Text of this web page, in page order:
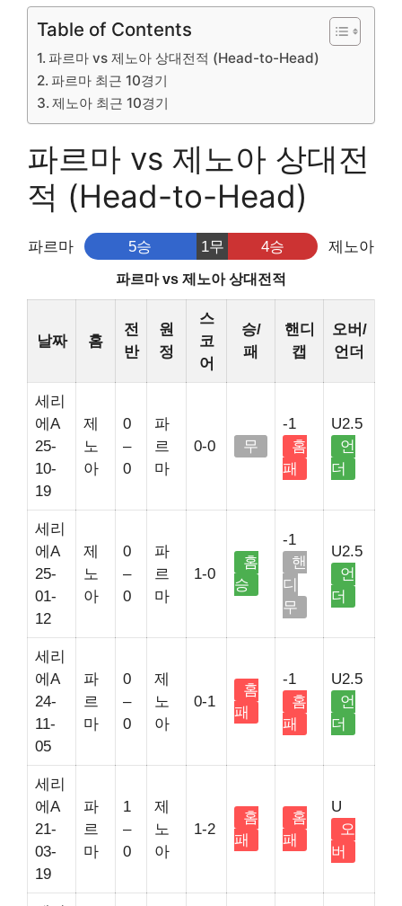
Table of Contents
파르마 vs 제노아 상대전적 (Head-to-Head)
파르마 최근 10경기
제노아 최근 10경기
파르마 vs 제노아 상대전
적 (Head-to-Head)
파르마 5승 1무 4승 제노아
파르마 vs 제노아 상대전적
날짜 홈
전
반
원
정
스
코
어
승/
패
핸디
캡
오버/
언더
세리
에A
25-
10-
19
제
노
아
0
–
0
파
르
마
0-0 무
-1
홈
패
U2.5
언
더
세리
에A
25-
01-
12
제
노
아
0
–
0
파
르
마
1-0
홈
승
-1
핸
디
무
U2.5
언
더
세리
에A
24-
11-
05
파
르
마
0
–
0
제
노
아
0-1
홈
패
-1
홈
패
U2.5
언
더
세리
에A
21-
03-
19
파
르
마
1
–
0
제
노
아
1-2
홈
패
홈
패
U
오
버